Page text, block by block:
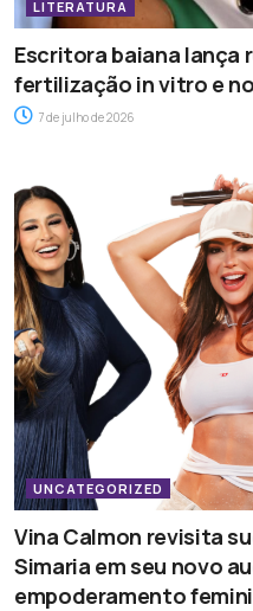
LITERATURA
Escritora baiana lança
fertilização in vitro e
7 de julho de 2026
UNCATEGORIZED
Vina Calmon revisita
Simaria em seu novo
empoderamento